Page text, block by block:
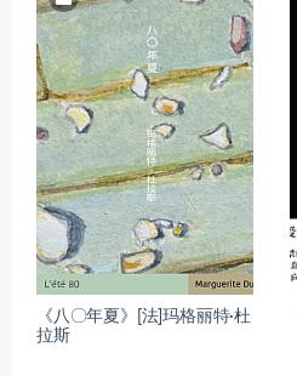
《八〇年夏》[法]玛格丽特·杜
拉斯